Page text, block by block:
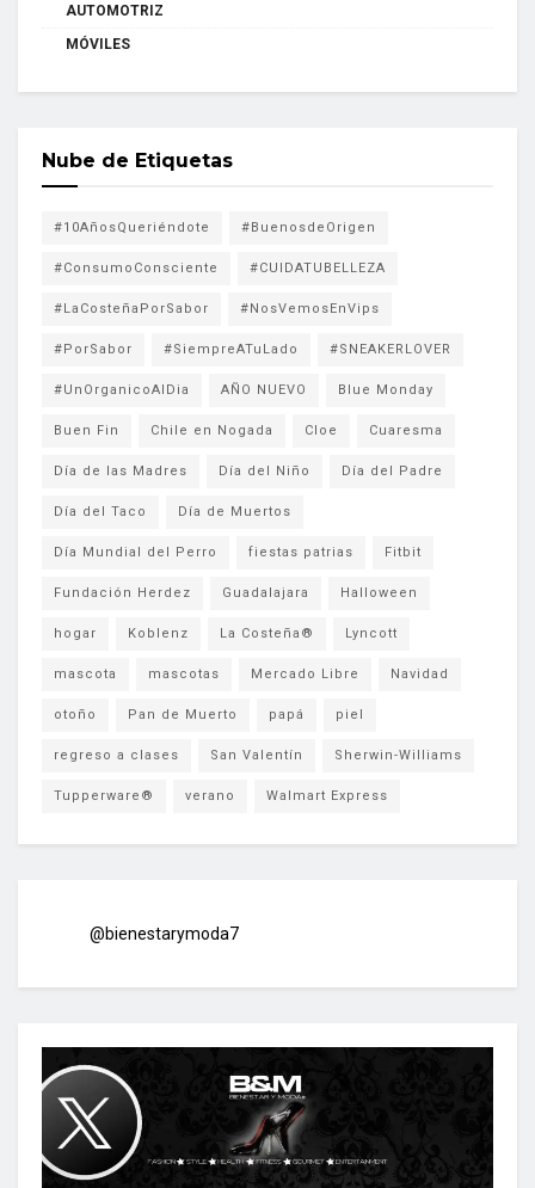
AUTOMOTRIZ
MÓVILES
Nube de Etiquetas
#10AñosQueriéndote #BuenosdeOrigen
#ConsumoConsciente #CUIDATUBELLEZA
#LaCosteñaPorSabor #NosVemosEnVips
#PorSabor #SiempreATuLado #SNEAKERLOVER
#UnOrganicoAlDia AÑO NUEVO Blue Monday
Buen Fin Chile en Nogada Cloe Cuaresma
Día de las Madres Día del Niño Día del Padre
Día del Taco Día de Muertos
Día Mundial del Perro fiestas patrias Fitbit
Fundación Herdez Guadalajara Halloween
hogar Koblenz La Costeña® Lyncott
mascota mascotas Mercado Libre Navidad
otoño Pan de Muerto papá piel
regreso a clases San Valentín Sherwin-Williams
Tupperware® verano Walmart Express
@bienestarymoda7